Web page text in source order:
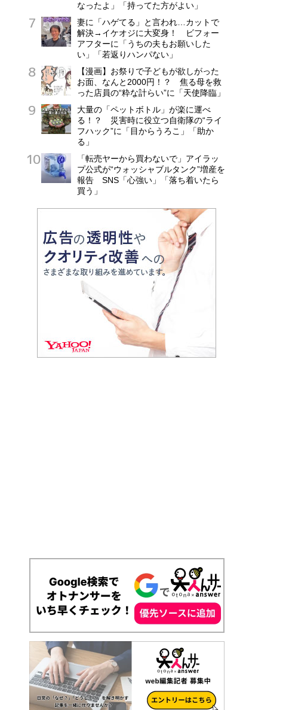
なったよ」「持ってた方がよい」
妻に「ハゲてる」と言われ…カットで
解決→イケオジに大変身！ ビフォー
アフターに「うちの夫もお願いした
い」「若返りハンパない」
【漫画】お祭りで子どもが欲しがった
お面、なんと2000円！？ 焦る母を救
った店員の“粋な計らい”に「天使降臨」
大量の「ペットボトル」が楽に運べ
る！？ 災害時に役立つ自衛隊の“ライ
フハック”に「目からうろこ」「助か
る」
「転売ヤーから買わないで」アイラッ
プ公式が“ウォッシャブルタンク”増産を
報告 SNS「心強い」「落ち着いたら
買う」